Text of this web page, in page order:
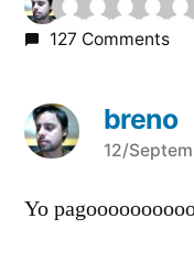
127 Comments
breno
says:
12/
Yo